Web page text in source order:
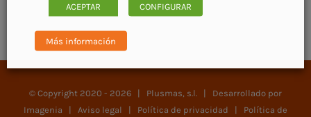
© Copyright 2020 - 2026 | Plusmas, s.l. | Desarrollado por
Imagenia | Aviso legal | Política de privacidad | Política de
ACEPTAR CONFIGURAR
Más información